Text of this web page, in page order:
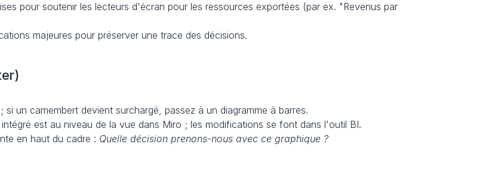
pour soutenir les lecteurs d'écran pour les ressources exportées (par ex. "Revenus par
majeures pour préserver une trace des décisions.
si un camembert devient surchargé, passez à un diagramme à barres.
intégré est au niveau de la vue dans Miro ; les modifications se font dans l'outil BI.
en haut du cadre : Quelle décision prenons-nous avec ce graphique ?